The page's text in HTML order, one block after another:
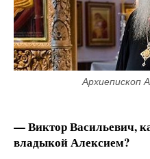
Архиепископ
— Виктор Васильевич,
владыкой Алексием?